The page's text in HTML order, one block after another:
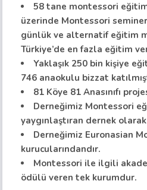
58 tane montessori
üzerinde Montessori
günlük ve alternatif eğitim
Türkiye’de en fazla eğitim
Yaklaşık 250 bin kişiye
746 anaokulu bizzat
81 Köye 81 Anasınıfı
Derneğimiz Montessori
yaygınlaştıran dernek
Derneğimiz Euronasian
kurucularındandır.
Montessori ile ilgili
ödülü veren tek kurumdur.